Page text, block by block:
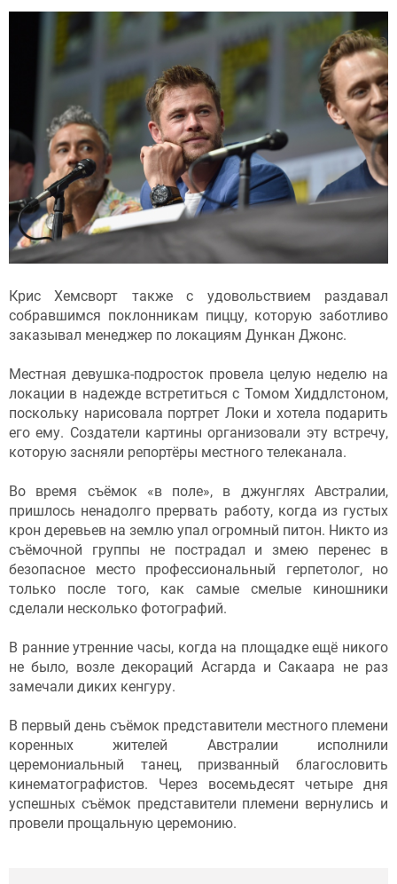
Крис Хемсворт также с удовольствием раздавал
собравшимся поклонникам пиццу, которую заботливо
заказывал менеджер по локациям Дункан Джонс.
Местная девушка-подросток провела целую неделю на
локации в надежде встретиться с Томом Хиддлстоном,
поскольку нарисовала портрет Локи и хотела подарить
его ему. Создатели картины организовали эту встречу,
которую засняли репортёры местного телеканала.
Во время съёмок «в поле», в джунглях Австралии,
пришлось ненадолго прервать работу, когда из густых
крон деревьев на землю упал огромный питон. Никто из
съёмочной группы не пострадал и змею перенес в
безопасное место профессиональный герпетолог, но
только после того, как самые смелые киношники
сделали несколько фотографий.
В ранние утренние часы, когда на площадке ещё никого
не было, возле декораций Асгарда и Сакаара не раз
замечали диких кенгуру.
В первый день съёмок представители местного племени
коренных жителей Австралии исполнили
церемониальный танец, призванный благословить
кинематографистов. Через восемьдесят четыре дня
успешных съёмок представители племени вернулись и
провели прощальную церемонию.